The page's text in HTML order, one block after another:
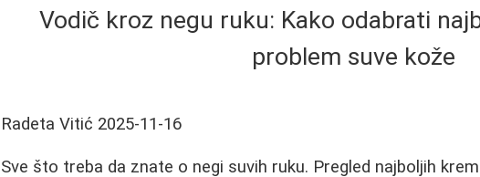
Vodič kroz negu ruku: Kako odabrati
problem suve kože
Radeta Vitić 2025-11-16
Sve što treba da znate o negi suvih ruku. Pregled najboljih